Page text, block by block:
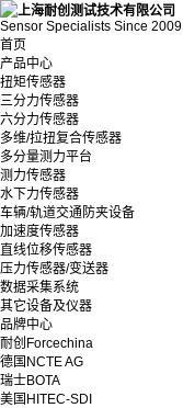
Sensor Specialists Since 2009
首页
产品中心
扭矩传感器
三分力传感器
六分力传感器
多维/拉扭复合传感器
多分量测力平台
测力传感器
水下力传感器
车辆/轨道交通防夹设备
加速度传感器
直线位移传感器
压力传感器/变送器
数据采集系统
其它设备及仪器
品牌中心
耐创Forcechina
德国NCTE AG
瑞士BOTA
美国HITEC-SDI